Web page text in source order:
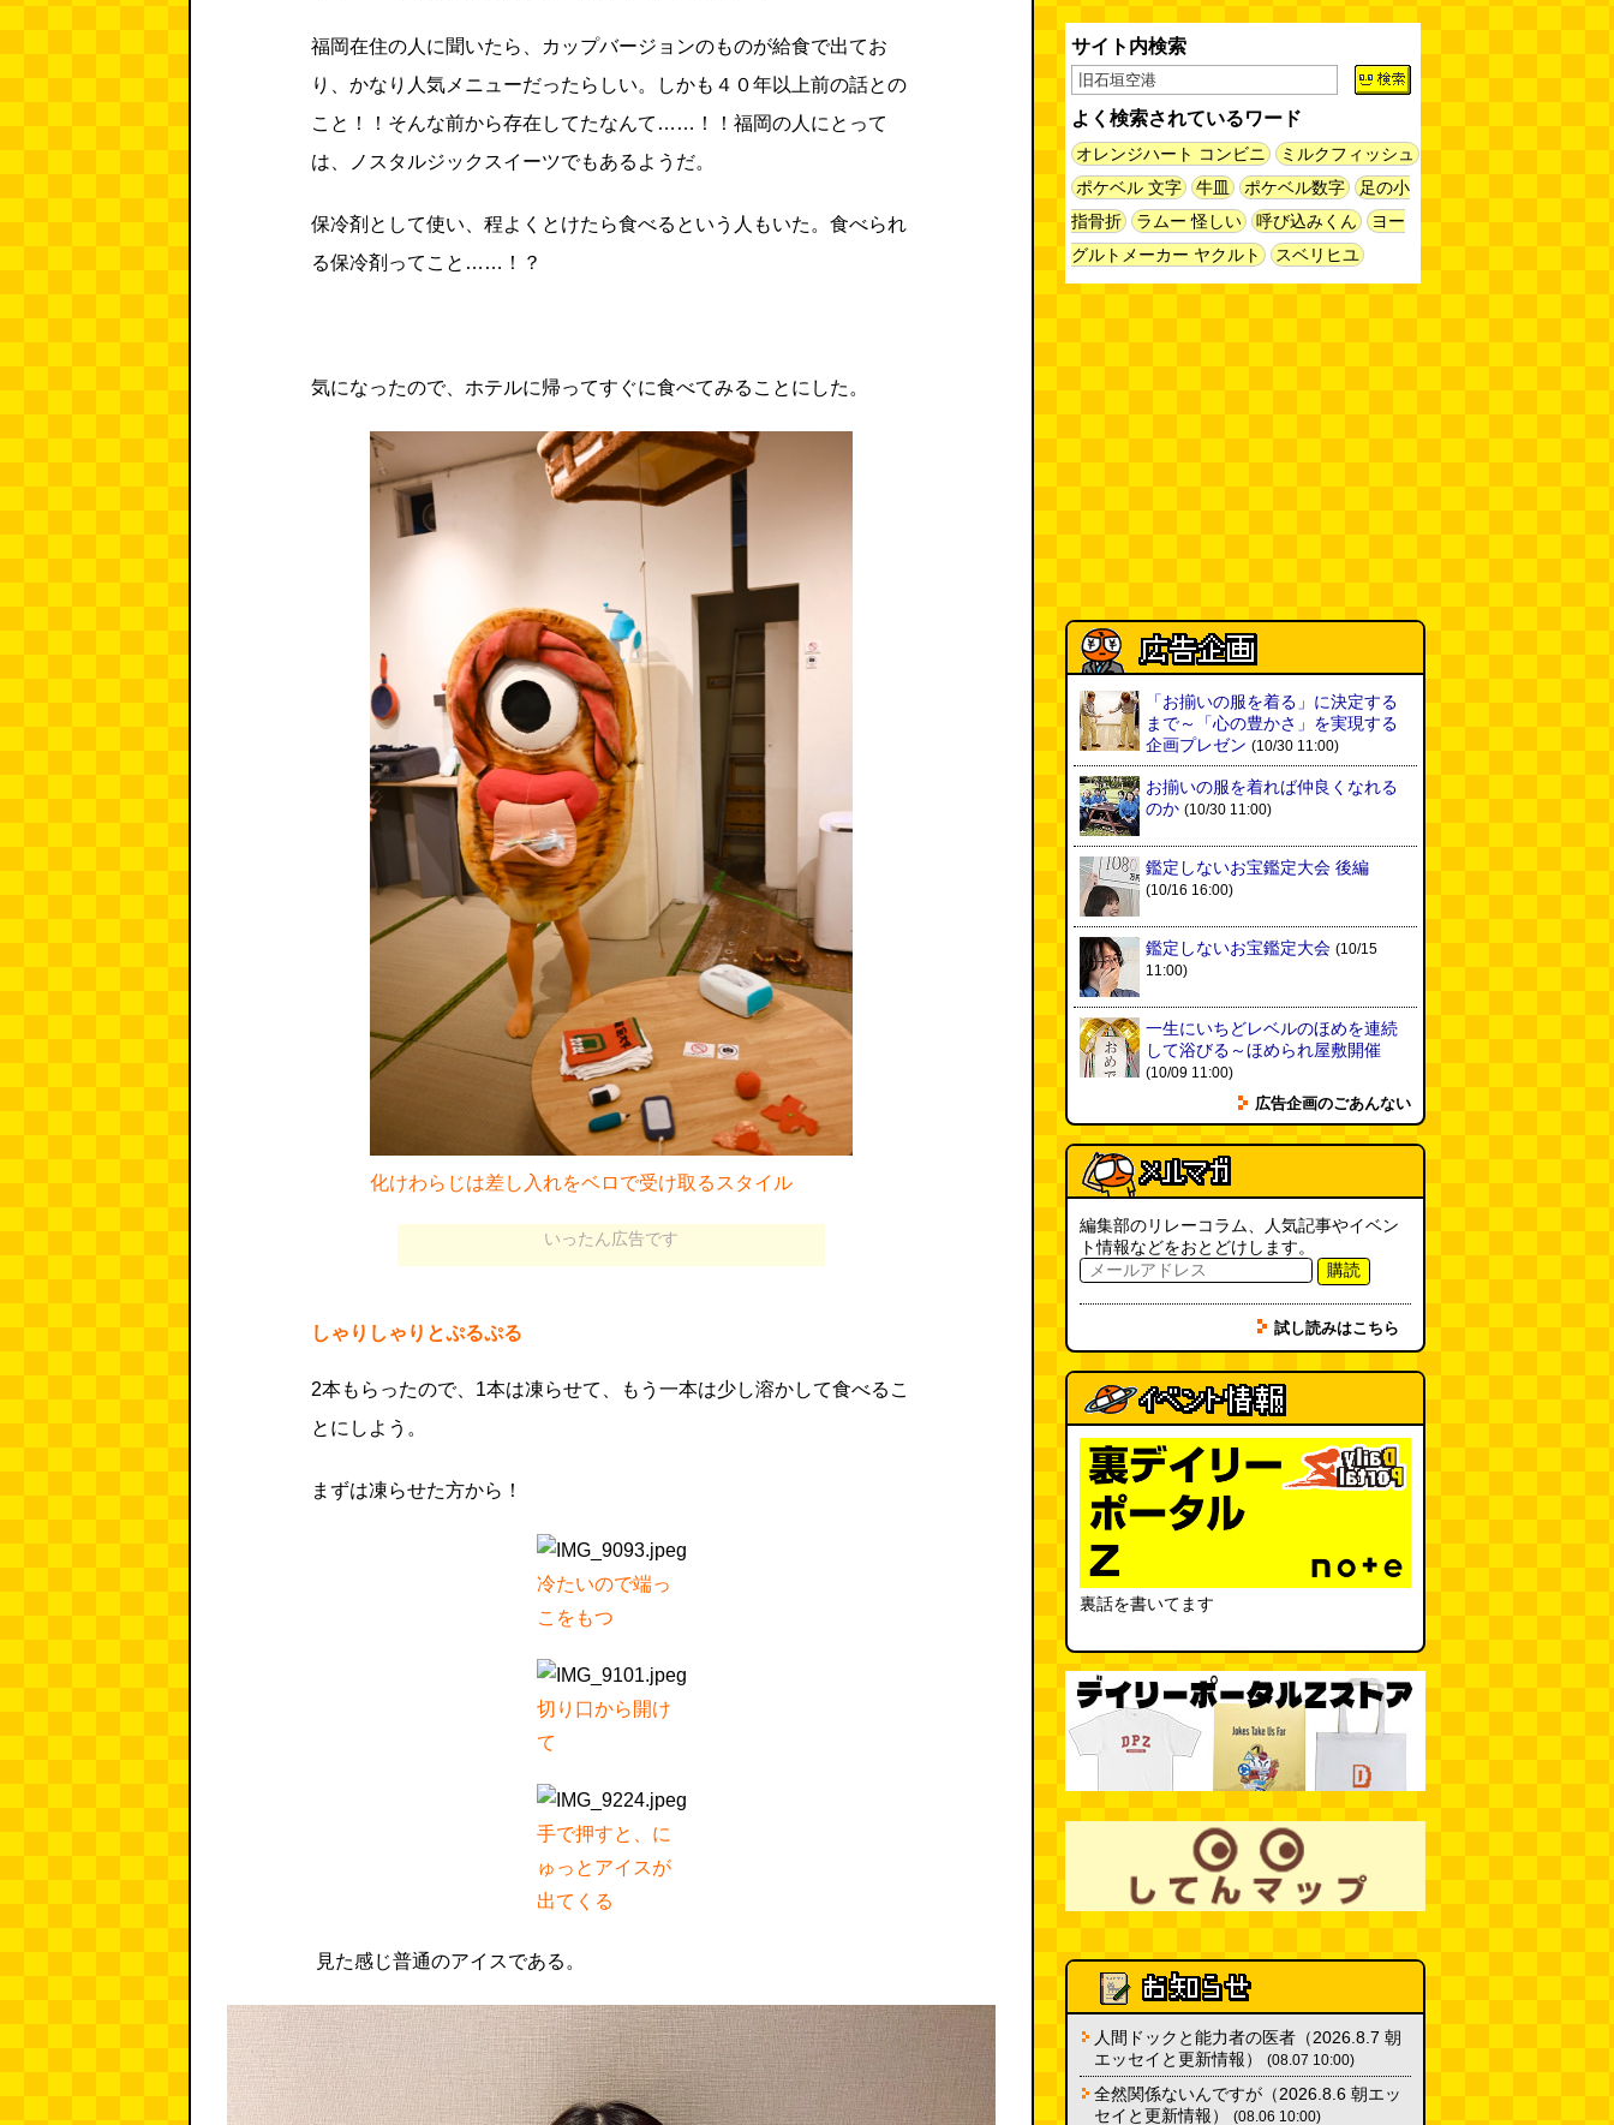
福岡在住の人に聞いたら、カップバージョンのものが給食で出てお
り、かなり人気メニューだったらしい。しかも４０年以上前の話との
こと！！そんな前から存在してたなんて……！！福岡の人にとって
は、ノスタルジックスイーツでもあるようだ。
保冷剤として使い、程よくとけたら食べるという人もいた。食べられ
る保冷剤ってこと……！？
気になったので、ホテルに帰ってすぐに食べてみることにした。
化けわらじは差し入れをベロで受け取るスタイル
いったん広告です
しゃりしゃりとぷるぷる
2本もらったので、1本は凍らせて、もう一本は少し溶かして食べるこ
とにしよう。
まずは凍らせた方から！
冷たいので端っ
こをもつ
切り口から開け
て
手で押すと、に
ゅっとアイスが
出てくる
見た感じ普通のアイスである。
缶チューハイの内側の世界
ッコ)
台湾のおめでたすぎる折り紙の本
（2026.08.05 朝エッセイと更新
情報）(唐沢むぎこ) (08.05 10:00)
大きな唐揚げが乗ったチャーハン
～チャーハン部活動報告（傑作
選）(江ノ島茂道) (08.04 18:00)
ていると一日に何曲聞くことにな
るのか？ (石井公二)
ベランダに咲いた小さな花
（2026.8.4 朝エッセイ/西村まさ
ゆき）(西村まさゆき) (08.04
10:00)
SDカードのケチャップ和え / う
(デイリーポータルZ) (08.03 17:00)
現役、コスモスの自販機
「入力中…」の動きを対面の会話
で表現したい(んちゅたぐい)
(08.03 11:00)
ミンティアで汗がおさえられるの
は本当か(べつやく れい) (08.03
11:00)
eco小（2026.8.3 朝エッセイと更
さ・7/25～31 のデイリーポータ
ルZダイジェスト
タルZ) (08.02 11:00)
おもしろいって言われたい 第1回
(林雄司)
(08.02 11:00)
冷房の壊れた焼肉屋（2026.8.2
朝エッセイと更新情報）(トルー)
(08.02 10:00)
サイト内検索
よく検索されているワード
オレンジハート コンビニ
ミルクフィッシュ
ポケベル 文字
牛皿 ポケベル数字
足の小
指骨折
ラムー 怪しい 呼び込みくん
ヨー
グルトメーカー ヤクルト
スベリヒユ
「お揃いの服を着る」に決定する
まで～「心の豊かさ」を実現する
企画プレゼン (10/30 11:00)
お揃いの服を着れば仲良くなれる
のか (10/30 11:00)
鑑定しないお宝鑑定大会 後編
(10/16 16:00)
鑑定しないお宝鑑定大会 (10/15
11:00)
一生にいちどレベルのほめを連続
して浴びる～ほめられ屋敷開催
(10/09 11:00)
広告企画のごあんない
編集部のリレーコラム、人気記事やイベン
ト情報などをおとどけします。
購読
試し読みはこちら
裏話を書いてます
人間ドックと能力者の医者（2026.8.7 朝
エッセイと更新情報）
(08.07 10:00)
全然関係ないんですが（2026.8.6 朝エッ
セイと更新情報）
(08.06 10:00)